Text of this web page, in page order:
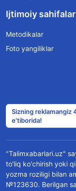
Ijtimoiy sahifalar
Metodikalar
Foto yangiliklar
Sizning reklamangiz
e'tiborida!
"Talimxabarlari.uz"
to'liq ko'chirish yoki
yozma roziligi bilan
№123630. Berilgan